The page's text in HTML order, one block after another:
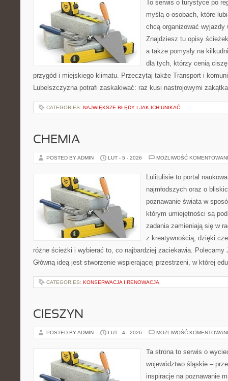
To serwis o turystyce po
myślą o osobach, które
chcą organizować wyjazdy
Znajdziesz tu opisy
a także pomysły na
dla tych, którzy cenią
przygód i miejskiego klimatu. Przeczytaj także Transport i
Lubelszczyzna potrafi zaskakiwać: raz kusi nastrojowymi
CATEGORIES: NAJWIĘKSZE BŁĘDY I JAK ICH UNIKAĆ
CHEMIA
POSTED BY ADMIN LUT - 5 - 2026 MOŻLIWOŚĆ
Lulitulisie to portal
najmłodszych oraz o
poznawanie świata w
którym umiejętności są
zadania zamieniają się w
z kreatywnością, dzięki
różne ścieżki i wybierać to, co najbardziej zaciekawia.
Główną ideą jest stworzenie wspierającej przestrzeni, w której
CATEGORIES: KONSERWACJA I RENOWACJA
CIESZYN
POSTED BY ADMIN LUT - 4 - 2026 MOŻLIWOŚĆ
Ta strona to serwis o
województwo śląskie –
inspiracje na poznawanie